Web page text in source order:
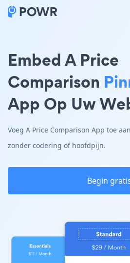
Embed A Price
Comparison
App Op Uw
Voeg A Price Comparison App toe
zonder codering of hoofdpijn.
Begin